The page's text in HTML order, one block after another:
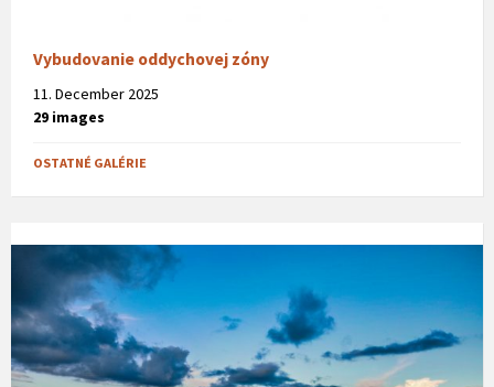
Vybudovanie oddychovej zóny
11. December 2025
29 images
OSTATNÉ GALÉRIE